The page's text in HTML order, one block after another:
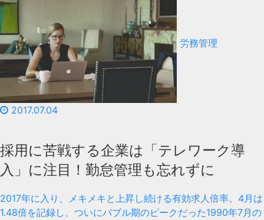
労務管理
2017.07.04
採用に苦戦する企業は「テレワーク導
入」に注目！勤怠管理も忘れずに
2017年に入り、メキメキと上昇し続ける有効求人倍率。4月は
1.48倍を記録し、ついにバブル期のピークだった1990年7月の